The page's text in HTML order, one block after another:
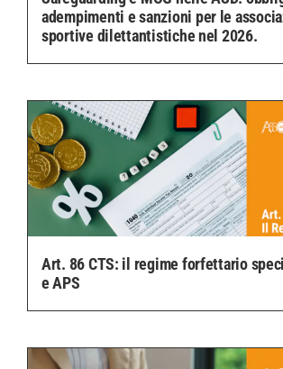
adempimenti e sanzioni per le
sportive dilettantistiche nel 2026.
Art. 86 CTS: il regime forfettario
e APS